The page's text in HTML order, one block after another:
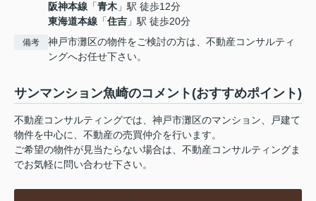
阪神本線 「青木 」駅 徒歩12分
東海道本線 「住吉 」駅 徒歩20分
備考
神戸市灘区の物件をご検討の方は、不動産コンサルティ
ングへお任せ下さい。
サンマンション魚崎のコメント(おすすめポイント)
不動産コンサルティングでは、神戸市灘区のマンション、戸建て
物件を中心に、不動産の売買仲介を行います。
ご希望の物件が見当たらない場合は、不動産コンサルティングま
でお気軽に問い合わせ下さい。